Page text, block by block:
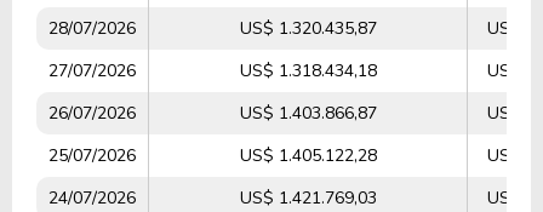
28/07/2026
US$ 1.320.435,87
US$
27/07/2026
US$ 1.318.434,18
US$
26/07/2026
US$ 1.403.866,87
US$
25/07/2026
US$ 1.405.122,28
US$
24/07/2026
US$ 1.421.769,03
US$